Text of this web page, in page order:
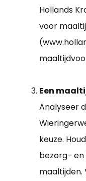
Hollands
voor
Een
Analyseer
keuze.
bezorg-
maaltijden.